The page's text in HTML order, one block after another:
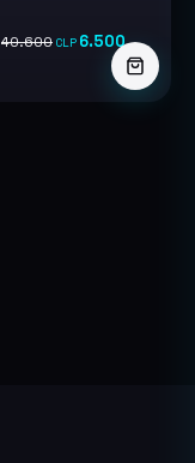
40.600 CLP 6.500